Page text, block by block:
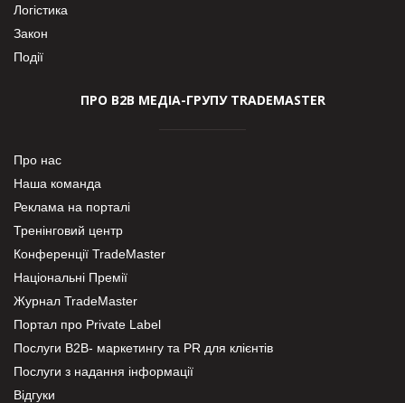
Логістика
Закон
Події
ПРО В2В МЕДІА-ГРУПУ TRADEMASTER
Про нас
Наша команда
Реклама на порталі
Тренінговий центр
Конференції TradeMaster
Національні Премії
Журнал TradeMaster
Портал про Private Label
Послуги В2В- маркетингу та PR для клієнтів
Послуги з надання інформації
Відгуки